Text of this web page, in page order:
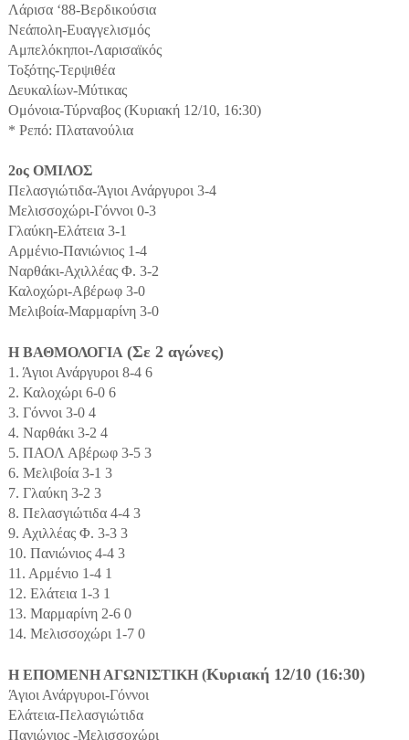
Λάρισα ‘88-Βερδικούσια
Νεάπολη-Ευαγγελισμός
Αμπελόκηποι-Λαρισαϊκός
Τοξότης-Τερψιθέα
Δευκαλίων-Μύτικας
Ομόνοια-Τύρναβος (Κυριακή 12/10, 16:30)
* Ρεπό: Πλατανούλια
2ος ΟΜΙΛΟΣ
Πελασγιώτιδα-Άγιοι Ανάργυροι 3-4
Μελισσοχώρι-Γόννοι 0-3
Γλαύκη-Ελάτεια 3-1
Αρμένιο-Πανιώνιος 1-4
Ναρθάκι-Αχιλλέας Φ. 3-2
Καλοχώρι-Αβέρωφ 3-0
Μελιβοία-Μαρμαρίνη 3-0
Η ΒΑΘΜΟΛΟΓΙΑ (Σε 2 αγώνες)
1. Άγιοι Ανάργυροι 8-4 6
2. Καλοχώρι 6-0 6
3. Γόννοι 3-0 4
4. Ναρθάκι 3-2 4
5. ΠΑΟΛ Αβέρωφ 3-5 3
6. Μελιβοία 3-1 3
7. Γλαύκη 3-2 3
8. Πελασγιώτιδα 4-4 3
9. Αχιλλέας Φ. 3-3 3
10. Πανιώνιος 4-4 3
11. Αρμένιο 1-4 1
12. Ελάτεια 1-3 1
13. Μαρμαρίνη 2-6 0
14. Μελισσοχώρι 1-7 0
Η ΕΠΟΜΕΝΗ ΑΓΩΝΙΣΤΙΚΗ (Κυριακή 12/10 (16:30)
Άγιοι Ανάργυροι-Γόννοι
Ελάτεια-Πελασγιώτιδα
Πανιώνιος -Μελισσοχώρι